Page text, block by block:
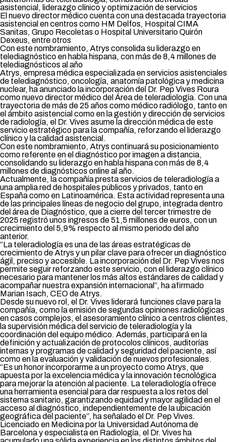
asistencial, liderazgo clínico y optimización de servicios
El nuevo director médico cuenta con una destacada trayectoria
asistencial en centros como HM Delfos, Hospital CIMA
Sanitas, Grupo Recoletas o Hospital Universitario Quirón
Dexeus, entre otros
Con este nombramiento, Atrys consolida su liderazgo en
telediagnóstico en habla hispana, con más de 8,4 millones de
telediagnósticos al año
Atrys, empresa médica especializada en servicios asistenciales
de telediagnóstico, oncología, anatomía patológica y medicina
nuclear, ha anunciado la incorporación del Dr. Pep Vives Roura
como nuevo director médico del Área de teleradiología. Con una
trayectoria de más de 25 años como médico radiólogo, tanto en
el ámbito asistencial como en la gestión y dirección de servicios
de radiología, el Dr. Vives asume la dirección médica de este
servicio estratégico para la compañía, reforzando el liderazgo
clínico y la calidad asistencial.
Con este nombramiento, Atrys continuará su posicionamiento
como referente en el diagnóstico por imagen a distancia,
consolidando su liderazgo en habla hispana con más de 8,4
millones de diagnósticos online al año.
Actualmente, la compañía presta servicios de teleradiología a
una amplia red de hospitales públicos y privados, tanto en
España como en Latinoamérica. Esta actividad representa una
de las principales líneas de negocio del grupo, integrada dentro
del área de Diagnóstico, que a cierre del tercer trimestre de
2025 registró unos ingresos de 51,5 millones de euros, con un
crecimiento del 5,9% respecto al mismo periodo del año
anterior.
“La teleradiología es una de las áreas estratégicas de
crecimiento de Atrys y un pilar clave para ofrecer un diagnóstico
ágil, preciso y accesible. La incorporación del Dr. Pep Vives nos
permite seguir reforzando este servicio, con el liderazgo clínico
necesario para mantener los más altos estándares de calidad y
acompañar nuestra expansión internacional”, ha afirmado
Marian Isach, CEO de Atrys.
Desde su nuevo rol, el Dr. Vives liderará funciones clave para la
compañía, como la emisión de segundas opiniones radiológicas
en casos complejos, el asesoramiento clínico a centros clientes,
la supervisión médica del servicio de teleradiología y la
coordinación del equipo médico. Además, participará en la
definición y actualización de protocolos clínicos, auditorías
internas y programas de calidad y seguridad del paciente, así
como en la evaluación y validación de nuevos profesionales.
“Es un honor incorporarme a un proyecto como Atrys, que
apuesta por la excelencia médica y la innovación tecnológica
para mejorar la atención al paciente. La teleradiología ofrece
una herramienta esencial para dar respuesta a los retos del
sistema sanitario, garantizando equidad y mayor agilidad en el
acceso al diagnóstico, independientemente de la ubicación
geográfica del paciente”, ha señalado el Dr. Pep Vives.
Licenciado en Medicina por la Universidad Autónoma de
Barcelona y especialista en Radiología, el Dr. Vives ha